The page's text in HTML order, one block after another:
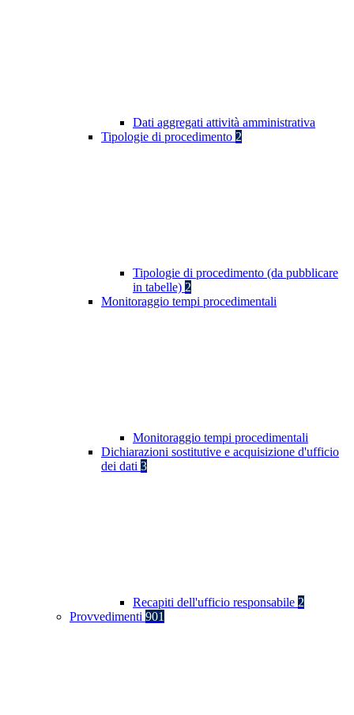
Dati aggregati attività amministrativa
Tipologie di procedimento 2
Tipologie di procedimento (da pubblicare
in tabelle) 2
Monitoraggio tempi procedimentali
Monitoraggio tempi procedimentali
Dichiarazioni sostitutive e acquisizione d'ufficio
dei dati 3
Recapiti dell'ufficio responsabile 2
Provvedimenti 901